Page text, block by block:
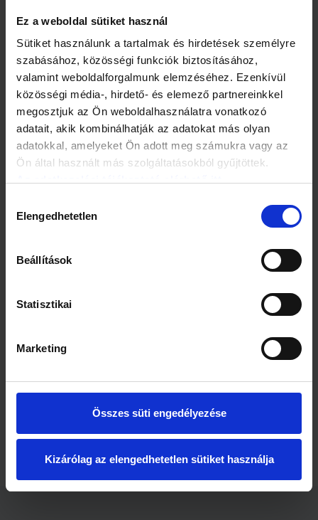
Ez a weboldal sütiket használ
Sütiket használunk a tartalmak és hirdetések személyre
szabásához, közösségi funkciók biztosításához,
valamint weboldalforgalmunk elemzéséhez. Ezenkívül
közösségi média-, hirdető- és elemező partnereinkkel
megosztjuk az Ön weboldalhasználatra vonatkozó
adatait, akik kombinálhatják az adatokat más olyan
adatokkal, amelyeket Ön adott meg számukra vagy az
Ön által használt más szolgáltatásokból gyűjtöttek.
kiválasztása
Elengedhetetlen
Beállítások
Statisztikai
Marketing
Összes süti engedélyezése
Kizárólag az elengedhetetlen sütiket használja
9. A fürdőszobában a fényes felületeket szódabikarbónával,
forró vízzel és erős kefével súroljuk.
10. A benedvesített vécékagylóba szórjunk
szódabikarbónát, majd csutakoljuk ki kefével.
11. 2-3 liter meleg vízben oldjunk fel egy csésze
szódabikarbónát, ezzel mossuk lábunkat.
12. A szódabikarbóna kitűnő izzadásgátló. Fürdés után még
nyirkos bőrünket egy kis pamutdarabra tett
szódabikarbónával töröljük át.
Forrás:ZÖLDBOLT